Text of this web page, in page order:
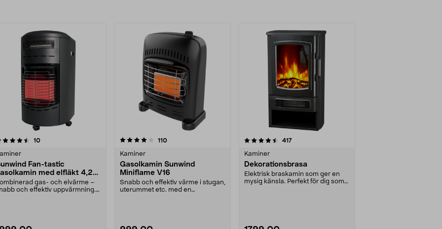
10recensioner
Fan-tastic
med elfläkt 4,2
gas- och elvärme –
och effektiv uppvärmning.
4.0 av 5 stjärnor 110recensioner
Kaminer
Gasolkamin Sunwind
Miniflame V16
Snabb och effektiv värme i stugan,
uterummet etc. med en
4.5 av 5 stjärnor 417recensioner
Kaminer
Dekorationsbrasa
Elektrisk braskamin som ger en
mysig känsla. Perfekt för dig som